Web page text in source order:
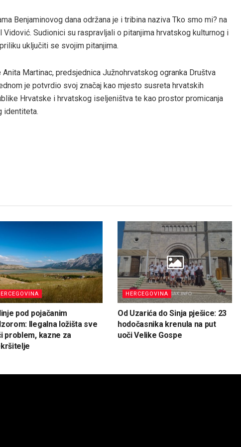
Benjaminovog dana održana je i tribina naziva Tko smo mi? na
Sudionici su raspravljali o pitanjima hrvatskog kulturnog i
uključiti se svojim pitanjima.
Martinac, predsjednica Južnohrvatskog ogranka Društva
je potvrdio svoj značaj kao mjesto susreta hrvatskih
Hrvatske i hrvatskog iseljeništva te kao prostor promicanja
identiteta.
pod pojačanim
Ilegalna ložišta sve
problem, kazne za
HERCEGOVINA
Od Uzarića do Sinja pješice: 23
hodočasnika krenula na put
uoči Velike Gospe